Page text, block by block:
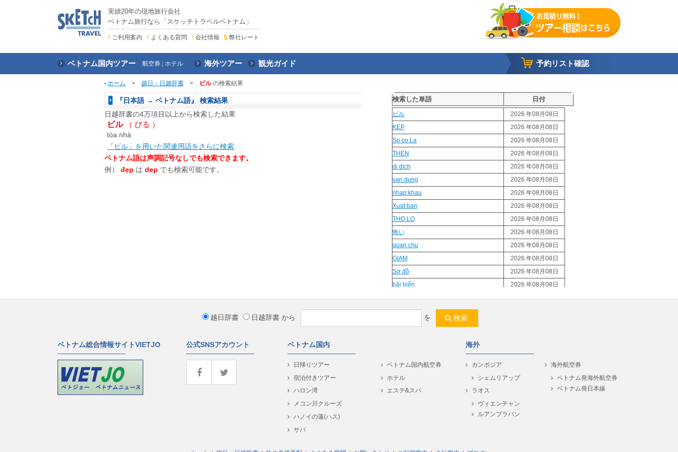
実績20年の現地旅行会社
ベトナム旅行なら「スケッチトラベルベトナム」
ご利用案内 よくある質問 会社情報 弊社レート
ベトナム国内ツアー 航空券 ホテル 海外ツアー 観光ガイド 予約リスト確認
ホーム > 越日・日越辞書 > ビルの検索結果
『日本語 → ベトナム語』 検索結果
日越辞書の4万項目以上から検索した結果
ビル
（ びる ）
tòa nhà
「ビル」を用いた関連用語をさらに検索
ベトナム語は声調記号なしでも検索できます。
例）
đẹp は dep でも検索可能です。
検索した単語 日付
ビル
2026 年08月08日
KEP
2026 年08月08日
So co La
2026 年08月08日
THEN
2026 年08月08日
di dich
2026 年08月08日
van dung
2026 年08月08日
nhap khau
2026 年08月08日
Xuat ban
2026 年08月08日
THO LO
2026 年08月08日
怖い
2026 年08月08日
quan chu
2026 年08月08日
GIAM
2026 年08月08日
Sơ đồ
2026 年08月08日
bãi biển
2026 年08月08日
鰆
2026 年08月08日
Thu an
nho nhoi
2026 年08月08日
経過
2026 年08月08日
kham nghiem
2026 年08月08日
2026 年08月08日
2026 年08月08日
越日辞書 日越辞書 から を 検索
ベトナム総合情報サイトVIETJO 公式SNSアカウント ベトナム国内
日帰りツアー
宿泊付きツアー
ハロン湾
メコン川クルーズ
ハノイの蓮(ハス)
サパ
ベトナム国内航空券
ホテル
エステ&スパ
海外
カンボジア
シェムリアップ
ラオス
ヴィエンチャン
ルアンプラバン
海外航空券
ベトナム発海外航空券
ベトナム発日本線